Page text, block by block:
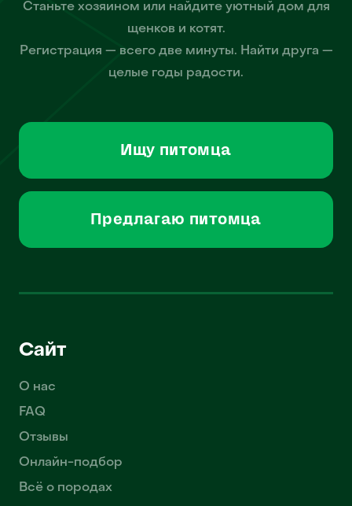
Станьте хозяином или найдите уютный дом для
щенков и котят.
Регистрация — всего две минуты. Найти друга —
целые годы радости.
Ищу питомца
Предлагаю питомца
Сайт
О нас
FAQ
Отзывы
Онлайн-подбор
Всё о породах